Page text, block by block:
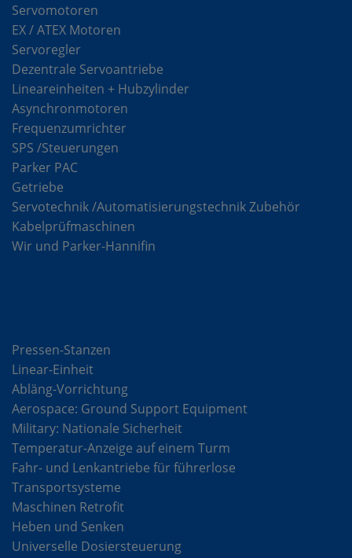
Servomotoren
EX / ATEX Motoren
Servoregler
Dezentrale Servoantriebe
Lineareinheiten + Hubzylinder
Asynchronmotoren
Frequenzumrichter
SPS /Steuerungen
Parker PAC
Getriebe
Servotechnik /Automatisierungstechnik Zubehör
Kabelprüfmaschinen
Wir und Parker-Hannifin
Pressen-Stanzen
Linear-Einheit
Abläng-Vorrichtung
Aerospace: Ground Support Equipment
Military: Nationale Sicherheit
Temperatur-Anzeige auf einem Turm
Fahr- und Lenkantriebe für führerlose
Transportsysteme
Maschinen Retrofit
Heben und Senken
Universelle Dosiersteuerung